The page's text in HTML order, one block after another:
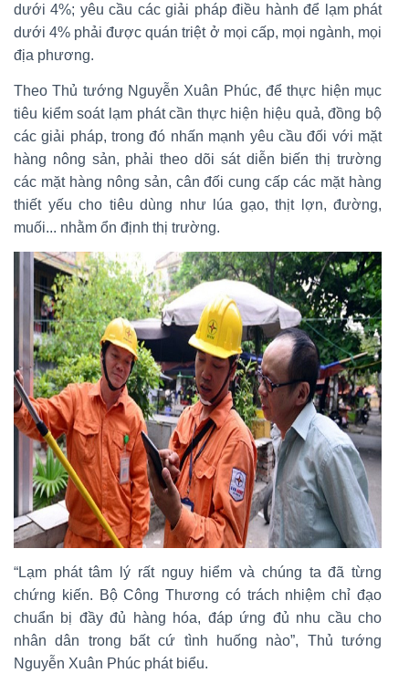
dưới 4%; yêu cầu các giải pháp điều hành để lạm phát
dưới 4% phải được quán triệt ở mọi cấp, mọi ngành, mọi
địa phương.
Theo Thủ tướng Nguyễn Xuân Phúc, để thực hiện mục
tiêu kiểm soát lạm phát cần thực hiện hiệu quả, đồng bộ
các giải pháp, trong đó nhấn mạnh yêu cầu đối với mặt
hàng nông sản, phải theo dõi sát diễn biến thị trường
các mặt hàng nông sản, cân đối cung cấp các mặt hàng
thiết yếu cho tiêu dùng như lúa gạo, thịt lợn, đường,
muối... nhằm ổn định thị trường.
“Lạm phát tâm lý rất nguy hiểm và chúng ta đã từng
chứng kiến. Bộ Công Thương có trách nhiệm chỉ đạo
chuẩn bị đầy đủ hàng hóa, đáp ứng đủ nhu cầu cho
nhân dân trong bất cứ tình huống nào”, Thủ tướng
Nguyễn Xuân Phúc phát biểu.